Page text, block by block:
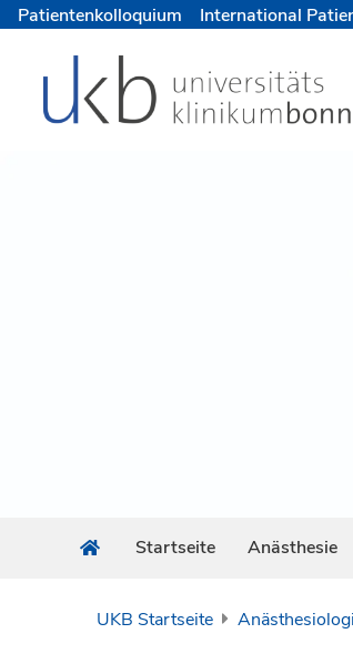
Patientenkolloquium International
Startseite Anästhesie
UKB Startseite